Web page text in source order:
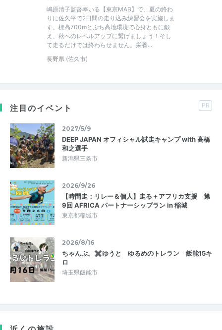
嶋原清子監督率いる【東京MAB】で、夏の終わ
りに佐久平で2日間の走り込み練習会を実施しま
す。標高700mとぷち高地環境で心身ともに鍛
え、秋へのレベルアップに繋げましょう！そし
て走るだけでは終わらせません。栄養...
長野県 (佐久市)
注目のイベント PR
2027/5/9
DEEP JAPAN オフィシャル試走キャンプ with 高橋
和之選手
新潟県三条市
2026/9/26
【時間走：リレー＆個人】走る＋アフリカ支援 第
9回 AFRICA パートナーシップラン in 稲城
東京都稲城市
2026/8/16
ちゃんぷ。✖ゆうと ゆるめのトレラン 飯能15キ
ロ
埼玉県飯能市